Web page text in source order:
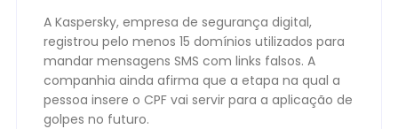
A Kaspersky, empresa de segurança digital,
registrou pelo menos 15 domínios utilizados para
mandar mensagens SMS com links falsos. A
companhia ainda afirma que a etapa na qual a
pessoa insere o CPF vai servir para a aplicação de
golpes no futuro.